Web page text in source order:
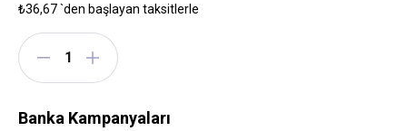
₺36,67`den başlayan taksitlerle
Banka Kampanyaları